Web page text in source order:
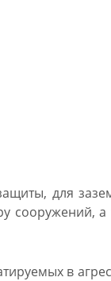
для
сооружений, а
в